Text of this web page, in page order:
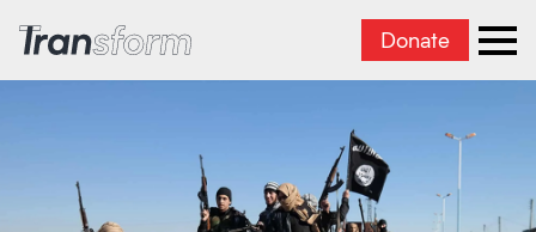
Transform Iran Donate